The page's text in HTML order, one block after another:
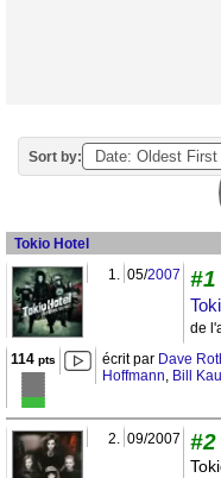
Sort by:
Tokio Hotel
1. 05/2007 #1
de
114 pts écrit par Dave
Hoffmann, Bill
2. 09/2007 #2